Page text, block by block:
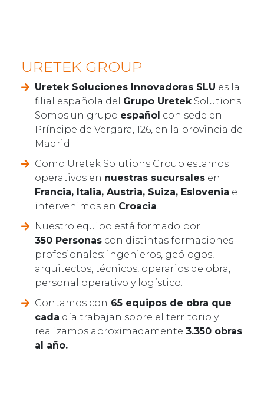
URETEK GROUP
Uretek Soluciones Innovadoras SLU es la
filial española del Grupo UretekSolutions.
Somos un grupo español con sede en
Príncipe de Vergara, 126, en la provincia de
Madrid.
Como Uretek Solutions Group estamos
operativos en nuestras sucursales en
Francia, Italia, Austria, Suiza, Eslovenia e
intervenimos en Croacia.
Nuestro equipo está formado por
350 Personas con distintas formaciones
profesionales: ingenieros, geólogos,
arquitectos, técnicos, operarios de obra,
personal operativo y logístico.
Contamos con 65 equipos de obra que
cada día trabajan sobre el territorio y
realizamos aproximadamente 3.350 obras
al año.